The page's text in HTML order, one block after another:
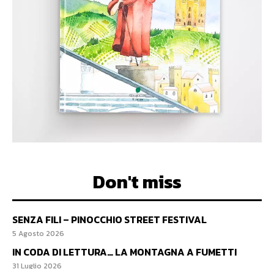
Don't miss
SENZA FILI – PINOCCHIO STREET FESTIVAL
5 Agosto 2026
IN CODA DI LETTURA… LA MONTAGNA A FUMETTI
31 Luglio 2026